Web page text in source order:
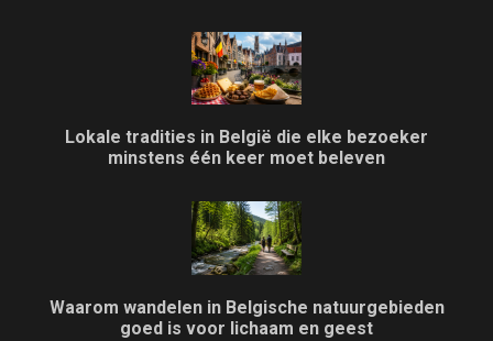
Lokale tradities in België die elke bezoeker
minstens één keer moet beleven
Waarom wandelen in Belgische natuurgebieden
goed is voor lichaam en geest